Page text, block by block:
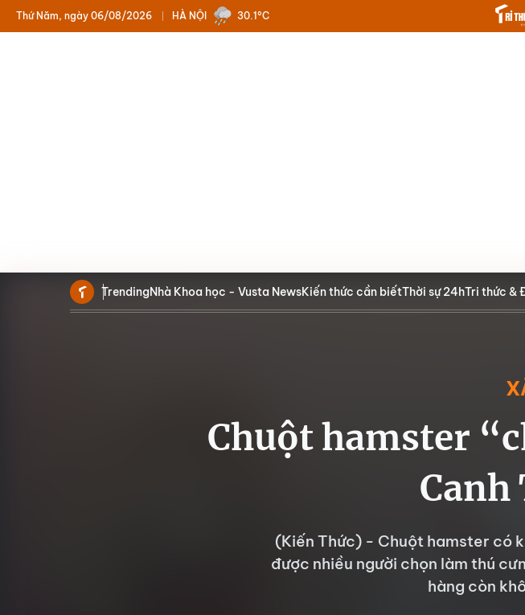
HÀ NỘI
Thứ Năm, ngày 06/08/2026 30.1°C
TrendingNhà Khoa học - Vusta NewsKiến thức cần biếtThời sự 24hTri thức &
Chuột hamster
Canh
(Kiến Thức) - Chuột hamster có
được nhiều người chọn làm thú
hàng còn